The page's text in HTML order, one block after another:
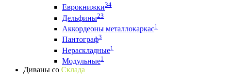
Еврокнижки34
Дельфины23
Аккордеоны металлокаркас1
Пантограф3
Нераскладные1
Модульные1
Диваны со Склада